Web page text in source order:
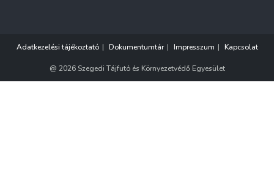
Adatkezelési tájékoztató Dokumentumtár Impresszum Kapcsolat
@ 2026 Szegedi Tájfutó és Környezetvédő Egyesület